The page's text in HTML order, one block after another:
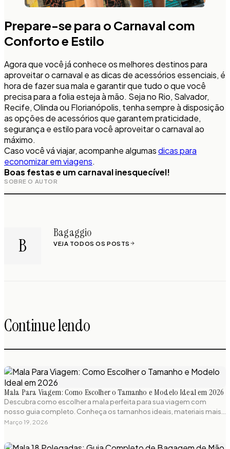
Prepare-se para o Carnaval com
Conforto e Estilo
Agora que você já conhece os melhores destinos para
aproveitar o carnaval e as dicas de acessórios essenciais, é
hora de fazer sua mala e garantir que tudo o que você
precisa para a folia esteja à mão. Seja no Rio, Salvador,
Recife, Olinda ou Florianópolis, tenha sempre à disposição
as opções de acessórios que garantem praticidade,
segurança e estilo para você aproveitar o carnaval ao
máximo.
Caso você vá viajar, acompanhe algumasdicas para
economizar em viagens.
Boas festas e um carnaval inesquecível!
SOBRE O AUTOR
B
Bagaggio
VEJA TODOS OS POSTS
Continue lendo
Mala Para Viagem: Como Escolher o Tamanho e Modelo Ideal em 2026
Descubra como escolher a mala perfeita para sua viagem com
nosso guia completo. Conheça os tamanhos ideais, materiais mais
resistentes e regulamentações de bagagem para viajar sem
Março 19, 2026